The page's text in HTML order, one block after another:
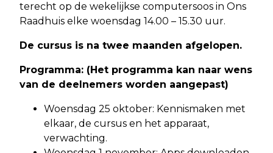
terecht op de wekelijkse computersoos in Ons
Raadhuis elke woensdag 14.00 – 15.30 uur.
De cursus is na twee maanden afgelopen.
Programma: (Het programma kan naar wens
van de deelnemers worden aangepast)
Woensdag 25 oktober: Kennismaken met
elkaar, de cursus en het apparaat,
verwachting.